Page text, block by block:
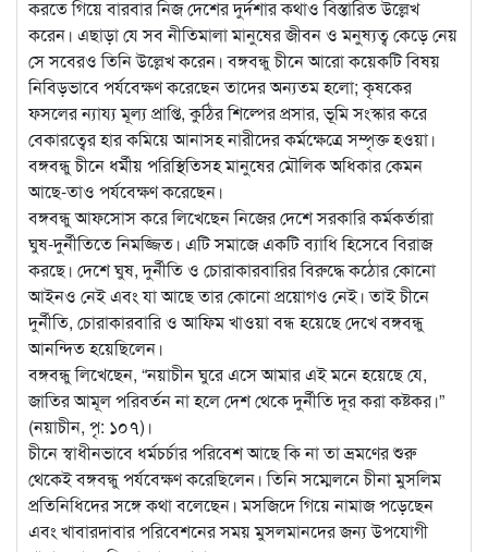
করতে গিয়ে বারবার নিজ দেশের দুর্দশার কথাও বিস্তারিত উল্লেখ
করেন। এছাড়া যে সব নীতিমালা মানুষের জীবন ও মনুষ্যত্ব কেড়ে নেয়
সে সবেরও তিনি উল্লেখ করেন। বঙ্গবন্ধু চীনে আরো কয়েকটি বিষয়
নিবিড়ভাবে পর্যবেক্ষণ করেছেন তাদের অন্যতম হলো; কৃষকের
ফসলের ন্যায্য মূল্য প্রাপ্তি, কুঠির শিল্পের প্রসার, ভূমি সংস্কার করে
বেকারত্বের হার কমিয়ে আনাসহ নারীদের কর্মক্ষেত্রে সম্পৃক্ত হওয়া।
বঙ্গবন্ধু চীনে ধর্মীয় পরিস্থিতিসহ মানুষের মৌলিক অধিকার কেমন
আছে-তাও পর্যবেক্ষণ করেছেন।
বঙ্গবন্ধু আফসোস করে লিখেছেন নিজের দেশে সরকারি কর্মকর্তারা
ঘুষ-দুর্নীতিতে নিমজ্জিত। এটি সমাজে একটি ব্যাধি হিসেবে বিরাজ
করছে। দেশে ঘুষ, দুর্নীতি ও চোরাকারবারির বিরুদ্ধে কঠোর কোনো
আইনও নেই এবং যা আছে তার কোনো প্রয়োগও নেই। তাই চীনে
দুর্নীতি, চোরাকারবারি ও আফিম খাওয়া বন্ধ হয়েছে দেখে বঙ্গবন্ধু
আনন্দিত হয়েছিলেন।
বঙ্গবন্ধু লিখেছেন, “নয়াচীন ঘুরে এসে আমার এই মনে হয়েছে যে,
জাতির আমূল পরিবর্তন না হলে দেশ থেকে দুর্নীতি দূর করা কষ্টকর।”
(নয়াচীন, পৃ: ১০৭)।
চীনে স্বাধীনভাবে ধর্মচর্চার পরিবেশ আছে কি না তা ভ্রমণের শুরু
থেকেই বঙ্গবন্ধু পর্যবেক্ষণ করেছিলেন। তিনি সম্মেলনে চীনা মুসলিম
প্রতিনিধিদের সঙ্গে কথা বলেছেন। মসজিদে গিয়ে নামাজ পড়েছেন
এবং খাবারদাবার পরিবেশনের সময় মুসলমানদের জন্য উপযোগী